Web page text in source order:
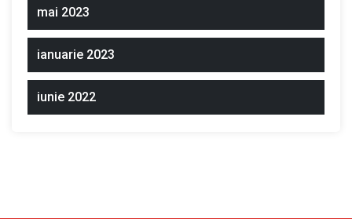
mai 2023
ianuarie 2023
iunie 2022